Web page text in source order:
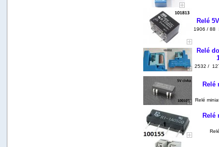
Relé
1906 / 88
Relé
2532 /
Relé
Relé
Relé